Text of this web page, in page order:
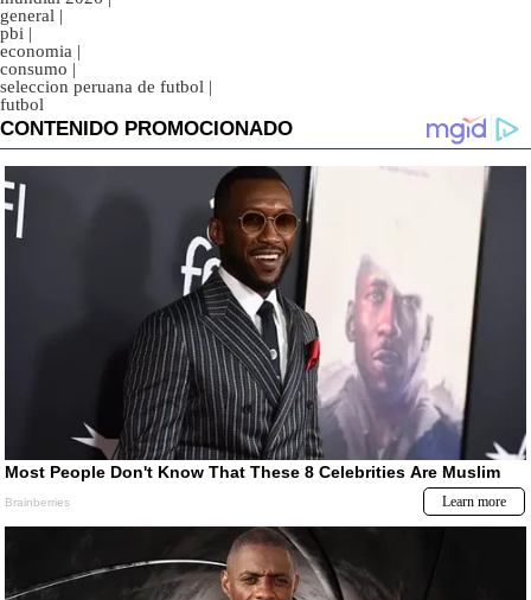
general |
pbi |
economia |
consumo |
seleccion peruana de futbol |
futbol